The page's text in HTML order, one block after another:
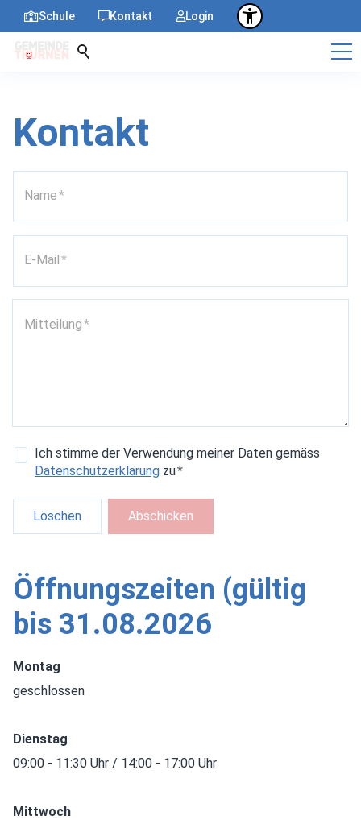
Schule Kontakt Login
Kontakt
Name*
E-Mail *
Mitteilung*
Ich stimme der Verwendung meiner Daten gemäss
Datenschutzerklärungzu*
Löschen Abschicken
Öffnungszeiten (gültig
bis 31.08.2026
Montag
geschlossen
Dienstag
09:00 - 11:30 Uhr / 14:00 - 17:00 Uhr
Mittwoch